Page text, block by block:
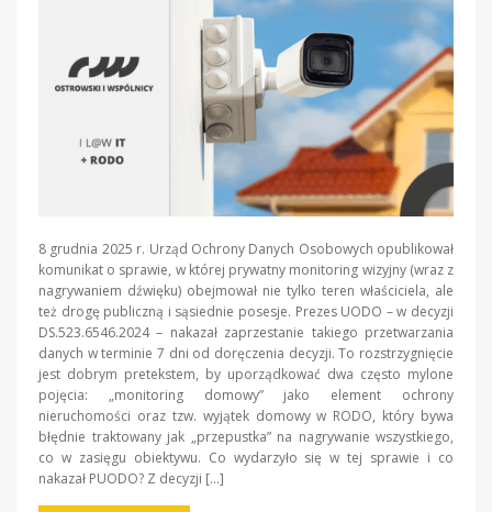
8 grudnia 2025 r. Urząd Ochrony Danych Osobowych opublikował
komunikat o sprawie, w której prywatny monitoring wizyjny (wraz z
nagrywaniem dźwięku) obejmował nie tylko teren właściciela, ale
też drogę publiczną i sąsiednie posesje. Prezes UODO – w decyzji
DS.523.6546.2024 – nakazał zaprzestanie takiego przetwarzania
danych w terminie 7 dni od doręczenia decyzji. To rozstrzygnięcie
jest dobrym pretekstem, by uporządkować dwa często mylone
pojęcia: „monitoring domowy” jako element ochrony
nieruchomości oraz tzw. wyjątek domowy w RODO, który bywa
błędnie traktowany jak „przepustka” na nagrywanie wszystkiego,
co w zasięgu obiektywu. Co wydarzyło się w tej sprawie i co
nakazał PUODO? Z decyzji […]